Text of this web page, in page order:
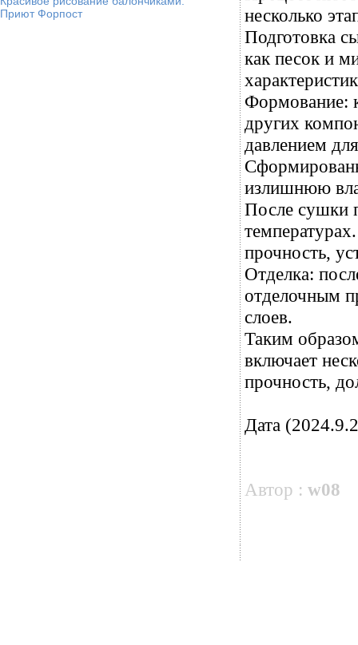
Приют Форпост
несколько
Подготовка
как песок и
Формование:
других
давлением
излишнюю
После сушки
прочность,
Отделка:
отделочным
слоев.
Таким
включает
прочность,
Дата
Автор : w08